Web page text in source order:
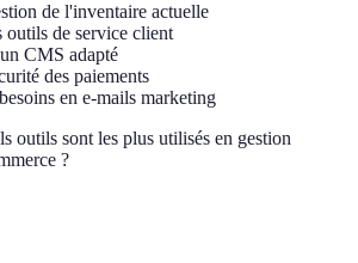
de l'inventaire actuelle
outils de service client
CMS adapté
des paiements
en e-mails marketing
outils sont les plus utilisés en gestion
?